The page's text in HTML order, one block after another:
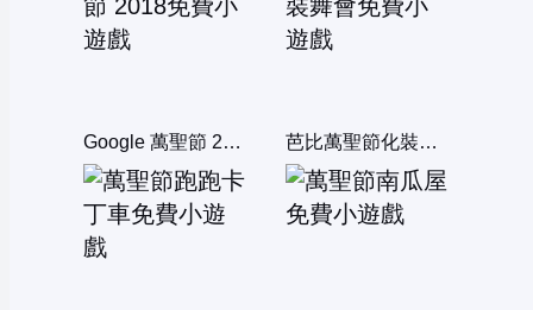
Google 萬聖節 2018 芭比萬聖節化裝舞會